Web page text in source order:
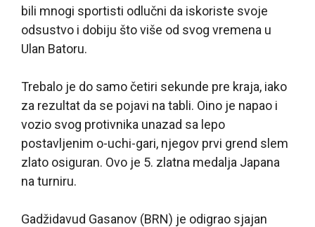
bili mnogi sportisti odlučni da iskoriste svoje
odsustvo i dobiju što više od svog vremena u
Ulan Batoru.
Trebalo je do samo četiri sekunde pre kraja, iako
za rezultat da se pojavi na tabli. Oino je napao i
vozio svog protivnika unazad sa lepo
postavljenim o-uchi-gari, njegov prvi grend slem
zlato osiguran. Ovo je 5. zlatna medalja Japana
na turniru.
Gadžidavud Gasanov (BRN) je odigrao sjajan